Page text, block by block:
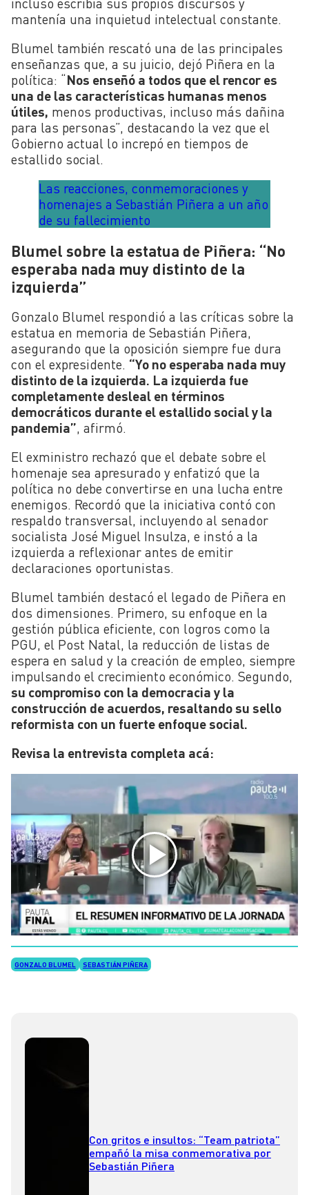
mantenía una inquietud intelectual constante.
Blumel también rescató una de las principales
enseñanzas que, a su juicio, dejó Piñera en la
política: “Nos enseñó a todos que el rencor es
una de las características humanas menos
útiles, menos productivas, incluso más dañina
para las personas”, destacando la vez que el
Gobierno actual lo increpó en tiempos de
estallido social.
Las reacciones, conmemoraciones y
homenajes a Sebastián Piñera a un año
de su fallecimiento
Blumel sobre la estatua de Piñera: “No
esperaba nada muy distinto de la
izquierda”
Gonzalo Blumel respondió a las críticas sobre la
estatua en memoria de Sebastián Piñera,
asegurando que la oposición siempre fue dura
con el expresidente. “Yo no esperaba nada muy
distinto de la izquierda. La izquierda fue
completamente desleal en términos
democráticos durante el estallido social y la
pandemia”, afirmó.
El exministro rechazó que el debate sobre el
homenaje sea apresurado y enfatizó que la
política no debe convertirse en una lucha entre
enemigos. Recordó que la iniciativa contó con
respaldo transversal, incluyendo al senador
socialista José Miguel Insulza, e instó a la
izquierda a reflexionar antes de emitir
declaraciones oportunistas.
Blumel también destacó el legado de Piñera en
dos dimensiones. Primero, su enfoque en la
gestión pública eficiente, con logros como la
PGU, el Post Natal, la reducción de listas de
espera en salud y la creación de empleo, siempre
impulsando el crecimiento económico. Segundo,
su compromiso con la democracia y la
construcción de acuerdos, resaltando su sello
reformista con un fuerte enfoque social.
Revisa la entrevista completa acá:
GONZALO BLUMEL SEBASTIÁN PIÑERA
Con gritos e insultos: “Team patriota”
empañó la misa conmemorativa por
Sebastián Piñera